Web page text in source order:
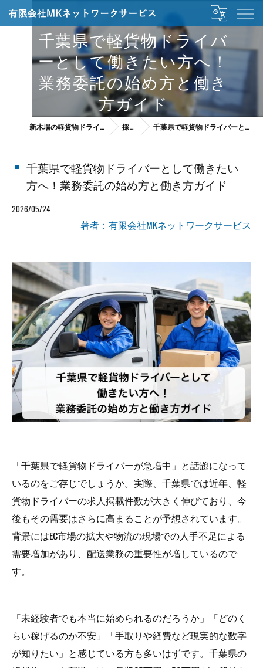
千葉県で軽貨物ドライバ
ーとして働きたい方へ！
業務委託の始め方と働き
方ガイド
新木場の軽貨物ドライバーは有限会社MKネットワークサービス 採用ブログ 千葉県で軽貨物ドライバーとして働きたい方へ！業務委託の始め方と働き方ガイド
千葉県で軽貨物ドライバーとして働きたい
方へ！業務委託の始め方と働き方ガイド
2026/05/24
著者：有限会社MKネットワークサービス
「千葉県で軽貨物ドライバーが急増中」と話題になって
いるのをご存じでしょうか。実際、千葉県では近年、軽
貨物ドライバーの求人掲載件数が大きく伸びており、今
後もその需要はさらに高まることが予想されています。
背景にはEC市場の拡大や物流の現場での人手不足による
需要増加があり、配送業務の重要性が増しているので
す。
「未経験者でも本当に始められるのだろうか」「どのく
らい稼げるのか不安」「手取りや経費など現実的な数字
が知りたい」と感じている方も多いはずです。千葉県の